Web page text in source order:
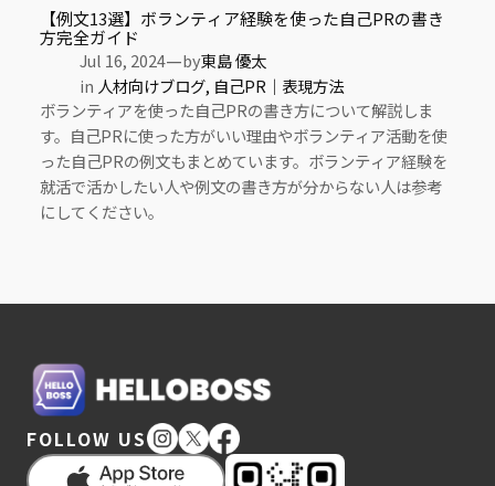
【例文13選】ボランティア経験を使った自己PRの書き
方完全ガイド
Jul 16, 2024—by東島 優太
in 人材向けブログ, 自己PR｜表現方法
ボランティアを使った自己PRの書き方について解説しま
す。自己PRに使った方がいい理由やボランティア活動を使
った自己PRの例文もまとめています。ボランティア経験を
就活で活かしたい人や例文の書き方が分からない人は参考
にしてください。
FOLLOW US